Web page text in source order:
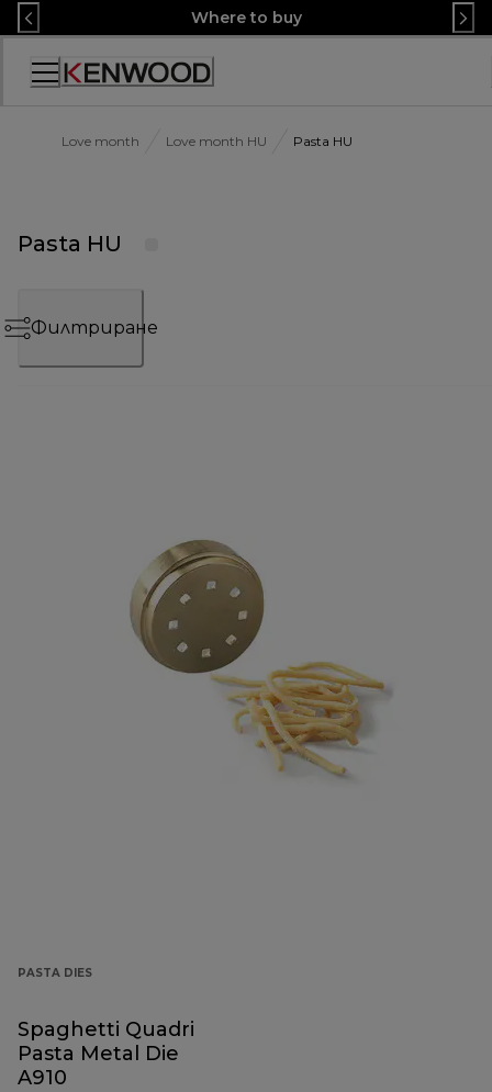
Skip
to
Content
Where to buy
Декларация
достъпност
Love month Love month HU Pasta HU
Pasta HU
Филтриране
PASTA DIES
Spaghetti Quadri
Pasta Metal Die
A910